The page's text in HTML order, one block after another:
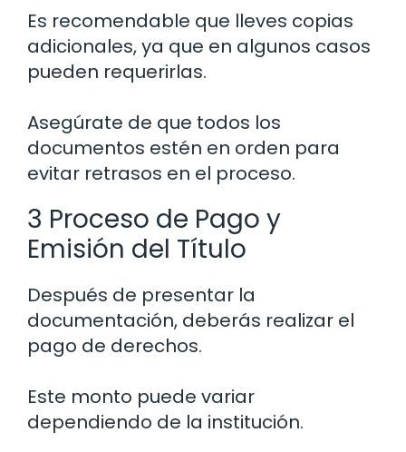
Es recomendable que lleves copias
adicionales, ya que en algunos casos
pueden requerirlas.
Asegúrate de que todos los
documentos estén en orden para
evitar retrasos en el proceso.
3 Proceso de Pago y
Emisión del Título
Después de presentar la
documentación, deberás realizar el
pago de derechos.
Este monto puede variar
dependiendo de la institución.